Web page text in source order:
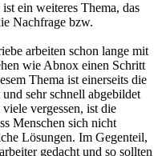
ein weiteres Thema, das
Nachfrage bzw.
arbeiten schon lange mit
wie Abnox einen Schritt
Thema ist einerseits die
sehr schnell abgebildet
vergessen, ist die
Menschen sich nicht
Lösungen. Im Gegenteil,
gedacht und so sollten